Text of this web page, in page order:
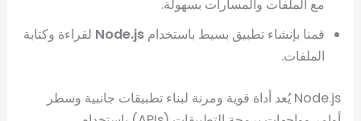
مع الملفات والمسارات بسهولة.
قمنا بإنشاء تطبيق بسيط باستخدامNode.js لقراءة وكتابة
الملفات.
Node.js يُعد أداة قوية ومرنة لبناء تطبيقات جانبية وسطر